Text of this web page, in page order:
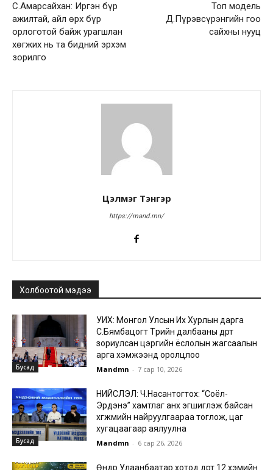
С.Амарсайхан: Иргэн бүр
ажилтай, айл өрх бүр
орлоготой байж урагшлан
хөгжих нь та бидний эрхэм
зорилго
Топ модель
Д.Пүрэвсүрэнгийн гоо
сайхны нууц
Цэлмэг Тэнгэр
https://mand.mn/
Холбоотой мэдээ
Бусад
УИХ: Монгол Улсын Их Хурлын дарга
С.Бямбацогт Төрийн далбааны өдөрт
зориулсан цэргийн ёслолын жагсаалын
арга хэмжээнд оролцлоо
Mandmn - 7 сар 10, 2026
Бусад
НИЙСЛЭЛ: Ч.Насантогтох: “Соёл-
Эрдэнэ” хамтлаг анх эгшиглэж байсан
хөгжмийн найруулгаараа тоглож, цаг
хугацаагаар аялуулна
Mandmn - 6 сар 26, 2026
Өнөөдөр Улаанбаатар хотод өдөртөө 12 хэмийн